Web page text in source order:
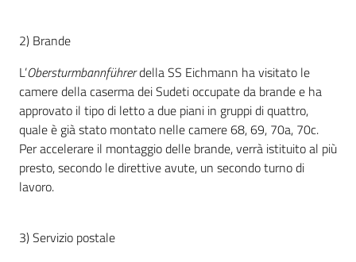
Argomenti
Per i media
2) Brande
L’Obersturmbannführerdella SS Eichmann ha visitato le
camere della caserma dei Sudeti occupate da brande e ha
approvato il tipo di letto a due piani in gruppi di quattro,
quale è già stato montato nelle camere 68, 69, 70a, 70c.
Per accelerare il montaggio delle brande, verrà istituito al più
presto, secondo le direttive avute, un secondo turno di
lavoro.
3) Servizio postale